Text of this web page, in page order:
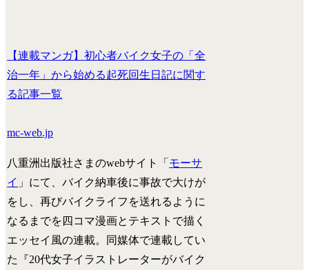
【連載マンガ】初心者バイク女子の「全
治一年」から始める起死回生日記に関す
る記事一覧
mc-web.jp
八重洲出版社さまのwebサイト「 モーサ
イ 」にて、バイク納車後に事故で大けが
をし、再びバイクライフを送れるように
なるまでを四コマ漫画とテキストで描く
エッセイ風の連載。同媒体で連載してい
た『20代女子イラストレーターがバイク